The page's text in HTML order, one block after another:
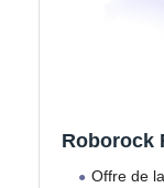
Roborock
Offre de